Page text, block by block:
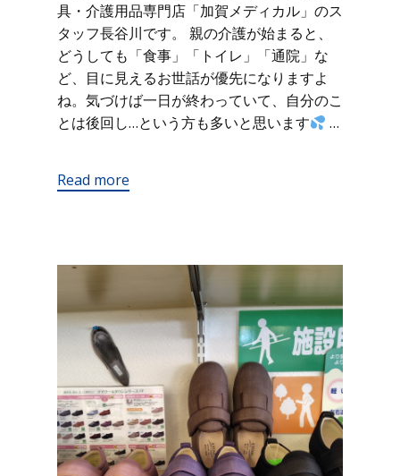
具・介護用品専門店「加賀メディカル」のス
タッフ長谷川です。 親の介護が始まると、
どうしても「食事」「トイレ」「通院」な
ど、目に見えるお世話が優先になりますよ
ね。気づけば一日が終わっていて、自分のこ
とは後回し…という方も多いと思います
…
Read more